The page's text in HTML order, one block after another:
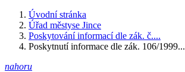
Úvodní stránka
Úřad městyse Jince
Poskytování informací dle zák. č....
Poskytnutí informace dle zák. 106/1999...
nahoru